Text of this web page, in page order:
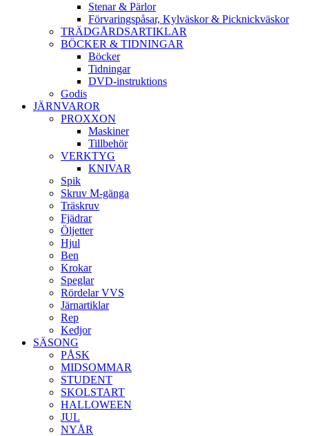
Stenar & Pärlor
Förvaringspåsar, Kylväskor & Picknickväskor
TRÄDGÅRDSARTIKLAR
BÖCKER & TIDNINGAR
Böcker
Tidningar
DVD-instruktions
Godis
JÄRNVAROR
PROXXON
Maskiner
Tillbehör
VERKTYG
KNIVAR
Spik
Skruv M-gänga
Träskruv
Fjädrar
Öljetter
Hjul
Ben
Krokar
Speglar
Rördelar VVS
Järnartiklar
Rep
Kedjor
SÄSONG
PÅSK
MIDSOMMAR
STUDENT
SKOLSTART
HALLOWEEN
JUL
NYÅR